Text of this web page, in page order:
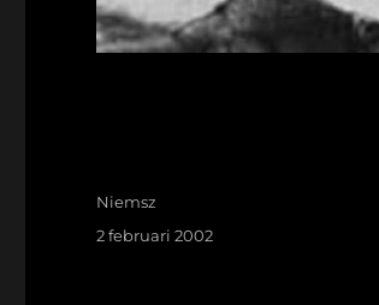
Auteur
Niemsz
Geplaatst
2 februari 2002